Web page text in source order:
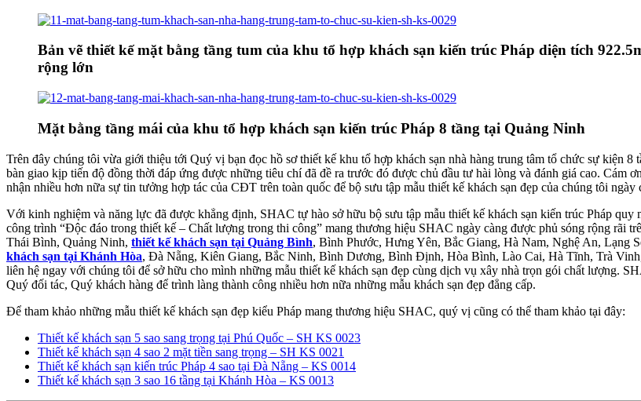
Bản vẽ thiết kế mặt bằng tầng tum của khu tổ hợp khách sạn kiến trúc Pháp diện tích
rộng lớn
Mặt bằng tầng mái của khu tổ hợp khách sạn kiến trúc Pháp 8 tầng tại Quảng Ninh
Trên đây chúng tôi vừa giới thiệu tới Quý vị bạn đọc hồ sơ thiết kế khu tổ hợp khách sạn nhà hàng trung tâm tổ chức sự kiện
bàn giao kịp tiến độ đồng thời đáp ứng được những tiêu chí đã đề ra trước đó được chủ đầu tư hài lòng và đánh giá cao. Cám
nhận nhiều hơn nữa sự tin tưởng hợp tác của CĐT trên toàn quốc để bộ sưu tập mẫu thiết kế khách sạn đẹp của chúng tôi ngày
Với kinh nghiệm và năng lực đã được khẳng định, SHAC tự hào sở hữu bộ sưu tập mẫu thiết kế khách sạn kiến trúc Pháp
công trình “Độc đáo trong thiết kế – Chất lượng trong thi công” mang thương hiệu SHAC ngày càng được phủ sóng rộng rãi
Thái Bình, Quảng Ninh, thiết kế khách sạn tại Quảng Bình, Bình Phước, Hưng Yên, Bắc Giang, Hà Nam, Nghệ An,
khách sạn tại Khánh Hòa, Đà Nẵng, Kiên Giang, Bắc Ninh, Bình Dương, Bình Định, Hòa Bình, Lào Cai, Hà Tĩnh, Trà
liên hệ ngay với chúng tôi để sở hữu cho mình những mẫu thiết kế khách sạn đẹp cùng dịch vụ xây nhà trọn gói chất lượng.
Quý đối tác, Quý khách hàng để trình làng thành công nhiều hơn nữa những mẫu khách sạn đẹp đẳng cấp.
Để tham khảo những mẫu thiết kế khách sạn đẹp kiểu Pháp mang thương hiệu SHAC, quý vị cũng có thể tham khảo tại đây:
Thiết kế khách sạn 5 sao sang trọng tại Phú Quốc – SH KS 0023
Thiết kế khách sạn 4 sao 2 mặt tiền sang trọng – SH KS 0021
Thiết kế khách sạn kiến trúc Pháp 4 sao tại Đà Nẵng – KS 0014
Thiết kế khách sạn 3 sao 16 tầng tại Khánh Hòa – KS 0013